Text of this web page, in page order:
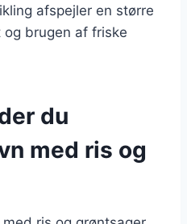
afspejler en større
brugen af friske
du
med ris og